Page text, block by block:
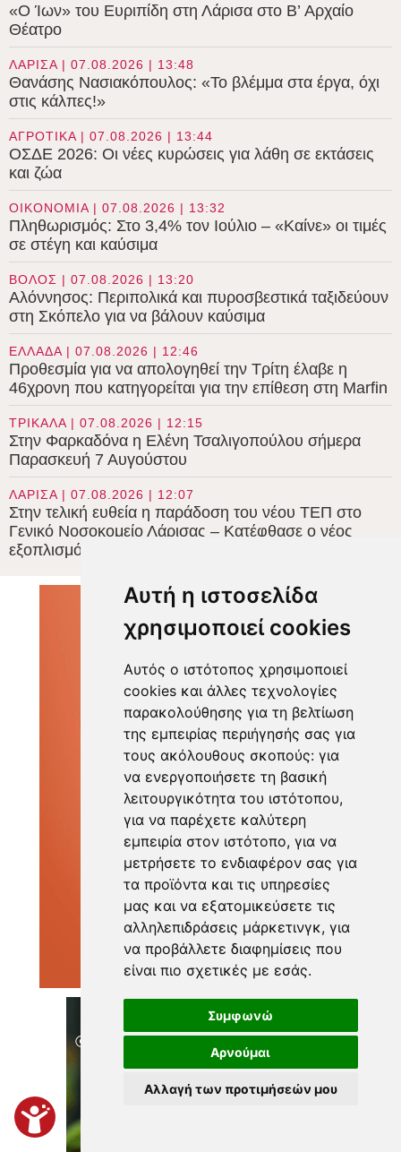
Αυτή η ιστοσελίδα
χρησιμοποιεί cookies
Αυτός ο ιστότοπος χρησιμοποιεί
cookies και άλλες τεχνολογίες
παρακολούθησης για τη βελτίωση
της εμπειρίας περιήγησής σας για
τους ακόλουθους σκοπούς: για
να ενεργοποιήσετε τη βασική
λειτουργικότητα του ιστότοπου,
για να παρέχετε καλύτερη
εμπειρία στον ιστότοπο, για να
μετρήσετε το ενδιαφέρον σας για
τα προϊόντα και τις υπηρεσίες
μας και να εξατομικεύσετε τις
αλληλεπιδράσεις μάρκετινγκ, για
να προβάλλετε διαφημίσεις που
είναι πιο σχετικές με εσάς.
Συμφωνώ
Αρνούμαι
Αλλαγή των προτιμήσεών μου
«Ο Ίων» του Ευριπίδη στη Λάρισα στο B’ Αρχαίο
Θέατρο
ΛΑΡΙΣΑ | 07.08.2026 | 13:48
Θανάσης Νασιακόπουλος: «Το βλέμμα στα έργα, όχι
στις κάλπες!»
ΑΓΡΟΤΙΚΑ | 07.08.2026 | 13:44
ΟΣΔΕ 2026: Οι νέες κυρώσεις για λάθη σε εκτάσεις
και ζώα
ΟΙΚΟΝΟΜΙΑ | 07.08.2026 | 13:32
Πληθωρισμός: Στο 3,4% τον Ιούλιο – «Καίνε» οι τιμές
σε στέγη και καύσιμα
ΒΟΛΟΣ | 07.08.2026 | 13:20
Αλόννησος: Περιπολικά και πυροσβεστικά ταξιδεύουν
στη Σκόπελο για να βάλουν καύσιμα
ΕΛΛΑΔΑ | 07.08.2026 | 12:46
Προθεσμία για να απολογηθεί την Τρίτη έλαβε η
46χρονη που κατηγορείται για την επίθεση στη Marfin
ΤΡΙΚΑΛΑ | 07.08.2026 | 12:15
Στην Φαρκαδόνα η Ελένη Τσαλιγοπούλου σήμερα
Παρασκευή 7 Αυγούστου
ΛΑΡΙΣΑ | 07.08.2026 | 12:07
Στην τελική ευθεία η παράδοση του νέου ΤΕΠ στο
Γενικό Νοσοκομείο Λάρισας – Κατέφθασε ο νέος
εξοπλισμός